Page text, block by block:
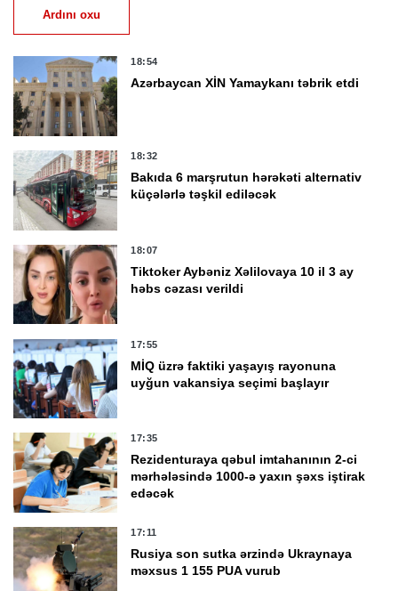
Ardını oxu
18:54
Azərbaycan XİN Yamaykanı təbrik etdi
18:32
Bakıda 6 marşrutun hərəkəti alternativ
küçələrlə təşkil ediləcək
18:07
Tiktoker Aybəniz Xəlilovaya 10 il 3 ay
həbs cəzası verildi
17:55
MİQ üzrə faktiki yaşayış rayonuna
uyğun vakansiya seçimi başlayır
17:35
Rezidenturaya qəbul imtahanının 2-ci
mərhələsində 1000-ə yaxın şəxs iştirak
edəcək
17:11
Rusiya son sutka ərzində Ukraynaya
məxsus 1 155 PUA vurub